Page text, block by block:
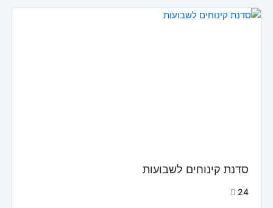
סדנת קינוחים לשבועות
24